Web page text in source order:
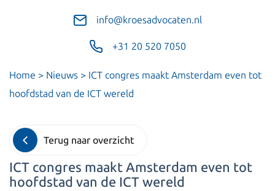
info@kroesadvocaten.nl
+31 20 520 7050
Home > Nieuws > ICT congres maakt Amsterdam even tot
hoofdstad van de ICT wereld
Terug naar overzicht
ICT congres maakt Amsterdam even tot
hoofdstad van de ICT wereld